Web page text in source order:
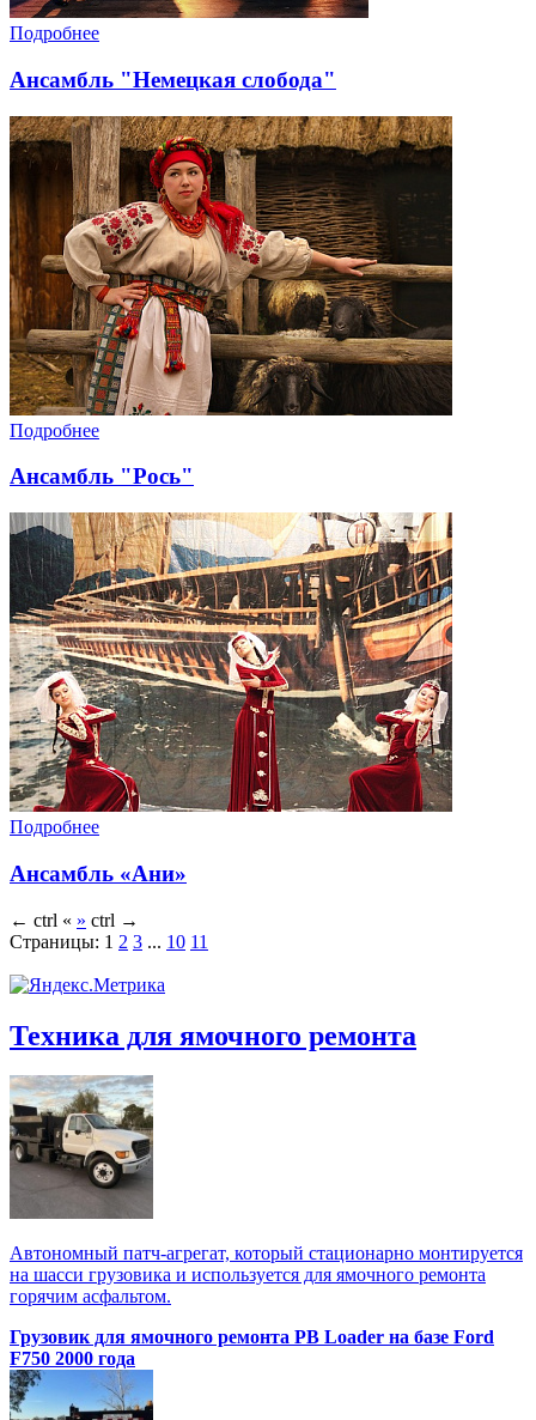
Подробнее
Ансамбль "Немецкая слобода"
Подробнее
Ансамбль "Рось"
Подробнее
Ансамбль «Ани»
← ctrl « » ctrl →
Страницы: 1 2 3 ... 10 11
Техника для ямочного ремонта
Автономный патч-агрегат, который стационарно монтируется
на шасси грузовика и используется для ямочного ремонта
горячим асфальтом.
Грузовик для ямочного ремонта PB Loader на базе Ford
F750 2000 года